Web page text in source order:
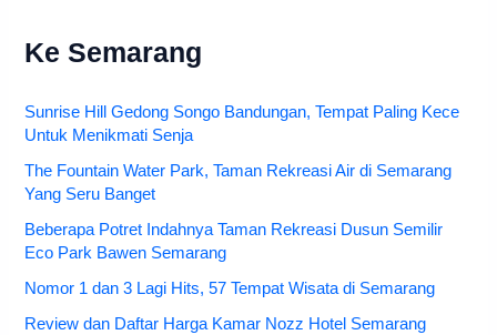
Ke Semarang
Sunrise Hill Gedong Songo Bandungan, Tempat Paling Kece
Untuk Menikmati Senja
The Fountain Water Park, Taman Rekreasi Air di Semarang
Yang Seru Banget
Beberapa Potret Indahnya Taman Rekreasi Dusun Semilir
Eco Park Bawen Semarang
Nomor 1 dan 3 Lagi Hits, 57 Tempat Wisata di Semarang
Review dan Daftar Harga Kamar Nozz Hotel Semarang